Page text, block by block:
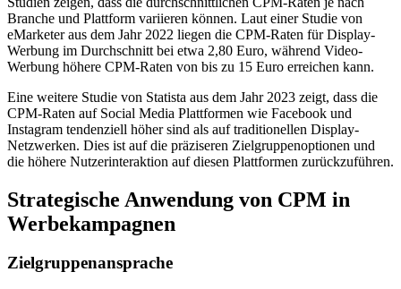
Branche und Plattform variieren können. Laut einer Studie von
eMarketer aus dem Jahr 2022 liegen die CPM-Raten für Display-
Werbung im Durchschnitt bei etwa 2,80 Euro, während Video-
Werbung höhere CPM-Raten von bis zu 15 Euro erreichen kann.
Eine weitere Studie von Statista aus dem Jahr 2023 zeigt, dass die
CPM-Raten auf Social Media Plattformen wie Facebook und
Instagram tendenziell höher sind als auf traditionellen Display-
Netzwerken. Dies ist auf die präziseren Zielgruppenoptionen und
die höhere Nutzerinteraktion auf diesen Plattformen zurückzuführen.
Strategische Anwendung von CPM in
Werbekampagnen
Zielgruppenansprache